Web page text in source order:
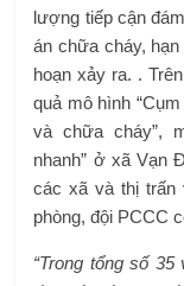
lượng tiếp cận
án chữa cháy,
hoạn xảy ra. .
quả mô hình
và chữa cháy”,
nhanh” ở xã Vạn
các xã và thị trấn
phòng, đội PCCC
“Trong tổng số